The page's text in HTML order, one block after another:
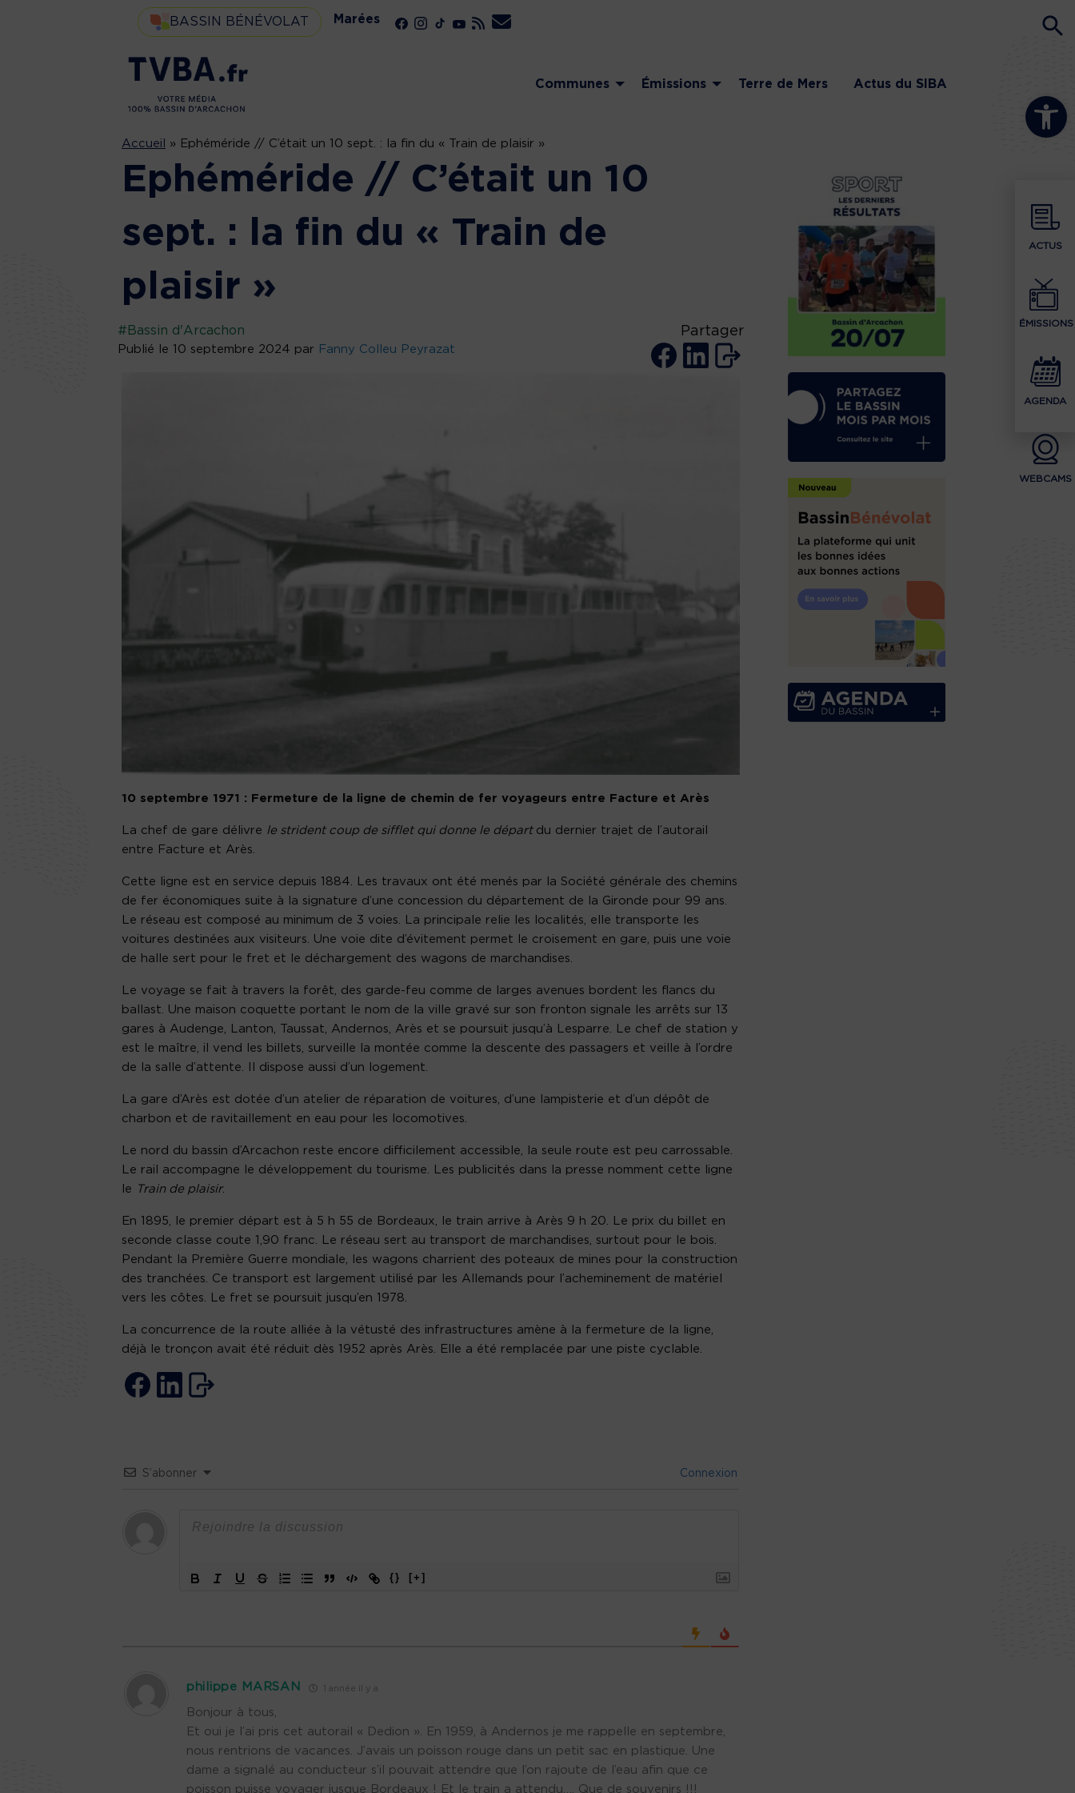
Ouvrir la
ACTUS
ÉMISSIONS
AGENDA
WEBCAMS
BASSIN BÉNÉVOLAT Marées
Communes Émissions Terre de Mers Actus du SIBA
Accueil » Ephéméride // C’était un 10 sept. : la fin du « Train de plaisir »
Ephéméride // C’était un 10
sept. : la fin du « Train de
plaisir »
#Bassin d'Arcachon
Publié le 10 septembre 2024 par Fanny Colleu Peyrazat
Partager
10 septembre 1971 : Fermeture de la ligne de chemin de fer voyageurs entre Facture et Arès
La chef de gare délivre le strident coup de sifflet qui donne le départ du dernier trajet de l’autorail
entre Facture et Arès.
Cette ligne est en service depuis 1884. Les travaux ont été menés par la Société générale des chemins
de fer économiques suite à la signature d’une concession du département de la Gironde pour 99 ans.
Le réseau est composé au minimum de 3 voies. La principale relie les localités, elle transporte les
voitures destinées aux visiteurs. Une voie dite d’évitement permet le croisement en gare, puis une voie
de halle sert pour le fret et le déchargement des wagons de marchandises.
Le voyage se fait à travers la forêt, des garde-feu comme de larges avenues bordent les flancs du
ballast. Une maison coquette portant le nom de la ville gravé sur son fronton signale les arrêts sur 13
gares à Audenge, Lanton, Taussat, Andernos, Arès et se poursuit jusqu’à Lesparre. Le chef de station y
est le maître, il vend les billets, surveille la montée comme la descente des passagers et veille à l’ordre
de la salle d’attente. Il dispose aussi d’un logement.
La gare d’Arès est dotée d’un atelier de réparation de voitures, d’une lampisterie et d’un dépôt de
charbon et de ravitaillement en eau pour les locomotives.
Le nord du bassin d’Arcachon reste encore difficilement accessible, la seule route est peu carrossable.
Le rail accompagne le développement du tourisme. Les publicités dans la presse nomment cette ligne
le Train de plaisir.
En 1895, le premier départ est à 5 h 55 de Bordeaux, le train arrive à Arès 9 h 20. Le prix du billet en
seconde classe coute 1,90 franc. Le réseau sert au transport de marchandises, surtout pour le bois.
Pendant la Première Guerre mondiale, les wagons charrient des poteaux de mines pour la construction
des tranchées. Ce transport est largement utilisé par les Allemands pour l’acheminement de matériel
vers les côtes. Le fret se poursuit jusqu’en 1978.
La concurrence de la route alliée à la vétusté des infrastructures amène à la fermeture de la ligne,
déjà le tronçon avait été réduit dès 1952 après Arès. Elle a été remplacée par une piste cyclable.
S’abonner Connexion
{} [+]
philippe MARSAN 1 année il y a
Bonjour à tous,
Et oui je l’ai pris cet autorail « Dedion ». En 1959, à Andernos je me rappelle en septembre,
nous rentrions de vacances. J’avais un poisson rouge dans un petit sac en plastique. Une
dame a signalé au conducteur s’il pouvait attendre que l’on rajoute de l’eau afin que ce
poisson puisse voyager jusque Bordeaux ! Et le train a attendu…. Que de souvenirs !!!